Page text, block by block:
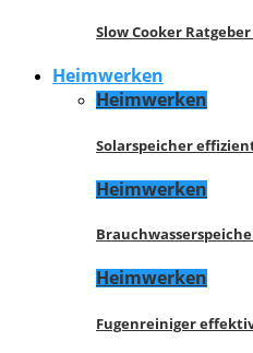
Slow Cooker
Heimwerken
Heimwerken
Solarspeicher
Heimwerken
Heimwerken
Fugenreiniger